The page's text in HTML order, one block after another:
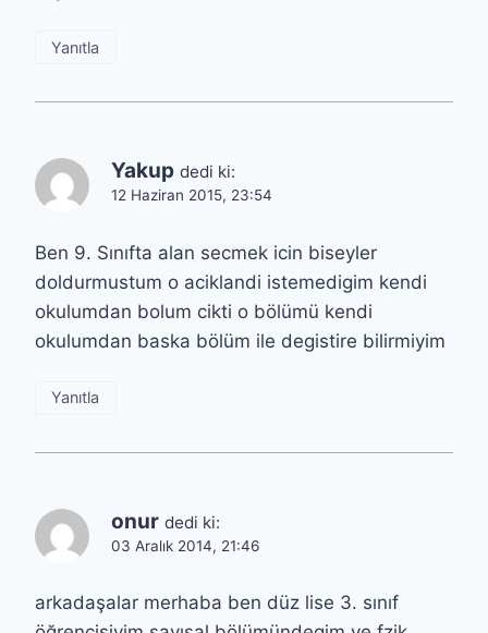
Yanıtla
Yakup dedi ki:
12 Haziran 2015, 23:54
Ben 9. Sınıfta alan secmek icin biseyler
doldurmustum o aciklandi istemedigim kendi
okulumdan bolum cikti o bölümü kendi
okulumdan baska bölüm ile degistire bilirmiyim
Yanıtla
onur dedi ki:
03 Aralık 2014, 21:46
arkadaşalar merhaba ben düz lise 3. sınıf